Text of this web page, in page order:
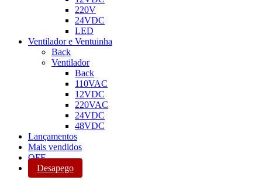
220V
24VDC
LED
Ventilador e Ventuinha
Back
Ventilador
Back
110VAC
12VDC
220VAC
24VDC
48VDC
Lançamentos
Mais vendidos
OFF
Desapego